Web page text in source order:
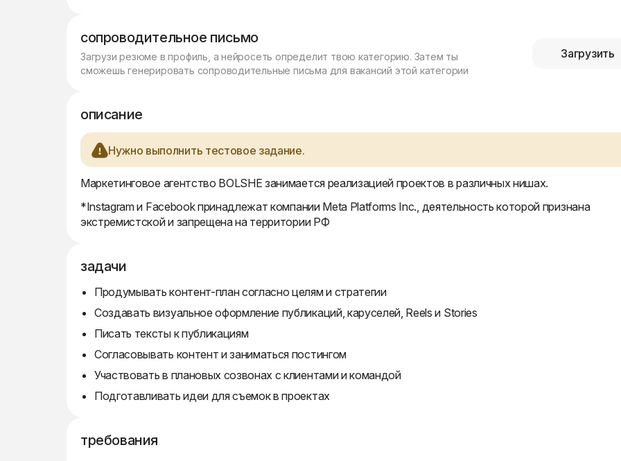
сопроводительное письмо
Загрузи резюме в профиль, а нейросеть определит твою категорию. Затем ты
сможешь генерировать сопроводительные письма для вакансий этой категории
Загрузить
описание
Нужно выполнить тестовое задание.
Маркетинговое агентство BOLSHE занимается реализацией проектов в различных нишах.
*Instagram и Facebook принадлежат компании Meta Platforms Inc., деятельность которой признана
экстремистской и запрещена на территории РФ
задачи
Продумывать контент-план согласно целям и стратегии
Создавать визуальное оформление публикаций, каруселей, Reels и Stories
Писать тексты к публикациям
Согласовывать контент и заниматься постингом
Участвовать в плановых созвонах с клиентами и командой
Подготавливать идеи для съемок в проектах
требования